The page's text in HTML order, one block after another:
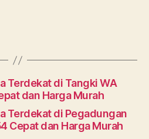
Terdekat di Tangki WA
dan Harga Murah
Terdekat di Pegadungan
Cepat dan Harga Murah